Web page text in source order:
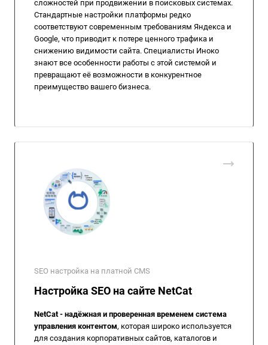
сложностей при продвижении в поисковых системах.
Стандартные настройки платформы редко
соответствуют современным требованиям Яндекса и
Google, что приводит к потере ценного трафика и
снижению видимости сайта. Специалисты Иноко
знают все особенности работы с этой системой и
превращают её возможности в конкурентное
преимущество вашего бизнеса.
SEO настройка на платной CMS
Настройка SEO на сайте NetCat
NetCat - надёжная и проверенная временем система
управления контентом, которая широко используется
для создания корпоративных сайтов, каталогов и